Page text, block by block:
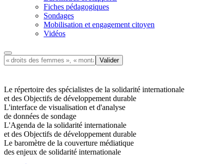
Fiches pédagogiques
Sondages
Mobilisation et engagement citoyen
Vidéos
Le répertoire des spécialistes de la solidarité internationale
et des Objectifs de développement durable
L'interface de visualisation et d'analyse
de données de sondage
L'Agenda de la solidarité internationale
et des Objectifs de développement durable
Le baromètre de la couverture médiatique
des enjeux de solidarité internationale